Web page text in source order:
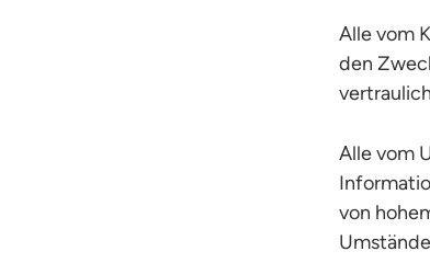
Alle vom
den
Alle vom
von